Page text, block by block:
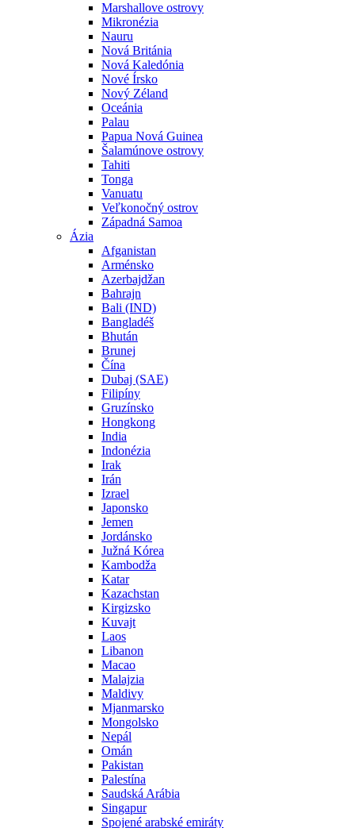
Marshallove ostrovy
Mikronézia
Nauru
Nová Británia
Nová Kaledónia
Nové Írsko
Nový Zéland
Oceánia
Palau
Papua Nová Guinea
Šalamúnove ostrovy
Tahiti
Tonga
Vanuatu
Veľkonočný ostrov
Západná Samoa
Ázia
Afganistan
Arménsko
Azerbajdžan
Bahrajn
Bali (IND)
Bangladéš
Bhután
Brunej
Čína
Dubaj (SAE)
Filipíny
Gruzínsko
Hongkong
India
Indonézia
Irak
Irán
Izrael
Japonsko
Jemen
Jordánsko
Južná Kórea
Kambodža
Katar
Kazachstan
Kirgizsko
Kuvajt
Laos
Libanon
Macao
Malajzia
Maldivy
Mjanmarsko
Mongolsko
Nepál
Omán
Pakistan
Palestína
Saudská Arábia
Singapur
Spojené arabské emiráty